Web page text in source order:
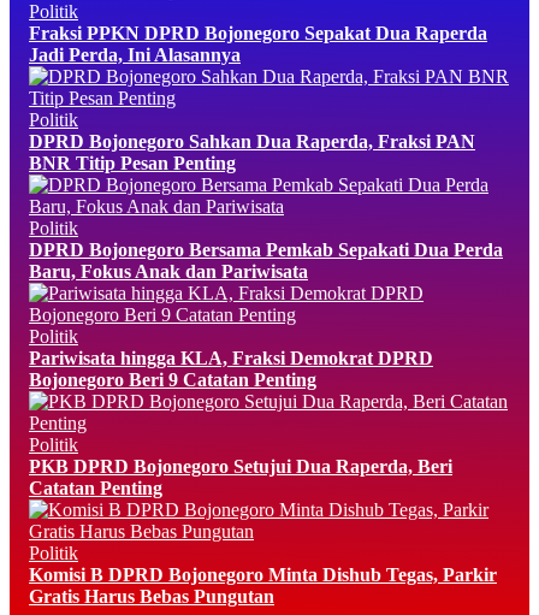
Politik
Fraksi PPKN DPRD Bojonegoro Sepakat Dua Raperda
Jadi Perda, Ini Alasannya
Politik
DPRD Bojonegoro Sahkan Dua Raperda, Fraksi PAN
BNR Titip Pesan Penting
Politik
DPRD Bojonegoro Bersama Pemkab Sepakati Dua Perda
Baru, Fokus Anak dan Pariwisata
Politik
Pariwisata hingga KLA, Fraksi Demokrat DPRD
Bojonegoro Beri 9 Catatan Penting
Politik
PKB DPRD Bojonegoro Setujui Dua Raperda, Beri
Catatan Penting
Politik
Komisi B DPRD Bojonegoro Minta Dishub Tegas, Parkir
Gratis Harus Bebas Pungutan